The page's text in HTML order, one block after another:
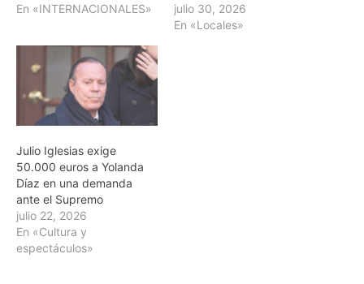
En «INTERNACIONALES»
julio 30, 2026
En «Locales»
Julio Iglesias exige
50.000 euros a Yolanda
Díaz en una demanda
ante el Supremo
julio 22, 2026
En «Cultura y
espectáculos»